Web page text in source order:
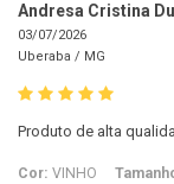
Andresa Cristina
03/07/2026
Uberaba / MG
Produto de alta
Cor: VINHO